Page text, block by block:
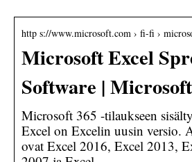
http s://www.microsoft.com › fi-fi ›
Microsoft Excel
Software |
Microsoft 365 -tilaukseen
Excel on Excelin uusin versio.
ovat Excel 2016, Excel 2013,